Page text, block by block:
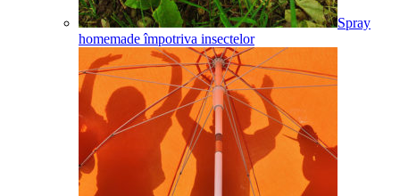
Spray
homemade împotriva insectelor